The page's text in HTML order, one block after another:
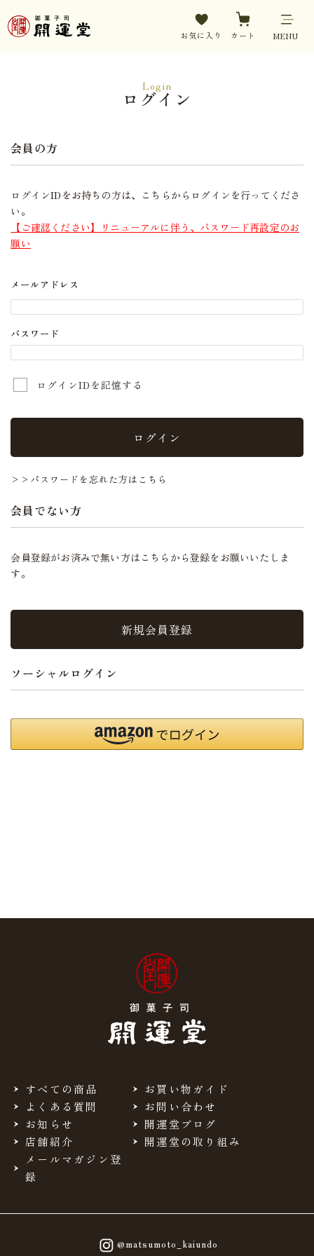
お気に入り カート MENU
Login
ログイン
会員の方
ログインIDをお持ちの方は、こちらからログインを行ってくださ
い。
【ご確認ください】リニューアルに伴う、パスワード再設定のお
願い
メールアドレス
パスワード
ログインIDを記憶する
ログイン
>>パスワードを忘れた方はこちら
会員でない方
会員登録がお済みで無い方はこちらから登録をお願いいたしま
す。
新規会員登録
ソーシャルログイン
すべての商品
お買い物ガイド
よくある質問
お問い合わせ
お知らせ
開運堂ブログ
店舗紹介
開運堂の取り組み
メールマガジン登
録
@matsumoto_kaiundo